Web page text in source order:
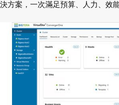
決方案，一次滿足預算、人力、效